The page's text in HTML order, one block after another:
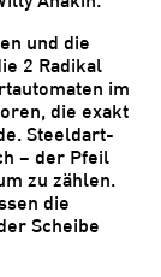
und die
2 Radikal
im
die exakt
Steeldart-
– der Pfeil
zu zählen.
die
Scheibe